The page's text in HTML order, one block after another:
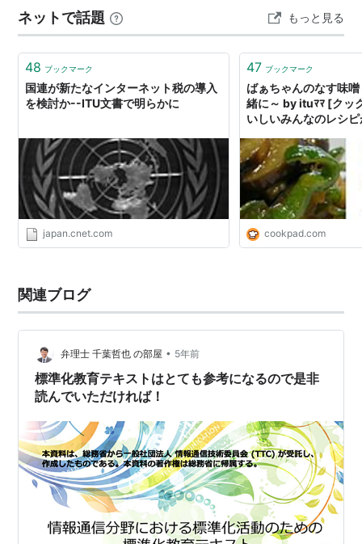
長できたのかも含めて報告したいと思います。 地元開催
の豪華な大型レース！ コロナ禍終盤 今回は… スイム…
ネットで話題 もっと見る
48 ブックマーク
国連が新たなインターネット税の導入
を検討か--ITU文書で明らかに
japan.cnet.com
47 ブックマーク
ばぁちゃんのなす味
緒に～ by ituﾏﾏ [クッ
いしいみんなのレシ
cookpad.com
関連ブログ
弁理士 千葉哲也 の部屋 • 5年前
標準化教育テキストはとても参考になるので是非
読んでいただければ！